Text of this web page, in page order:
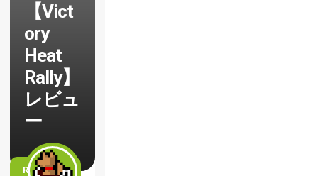
【Vict
ory
Heat
Rally】
レビュ
ー
READ